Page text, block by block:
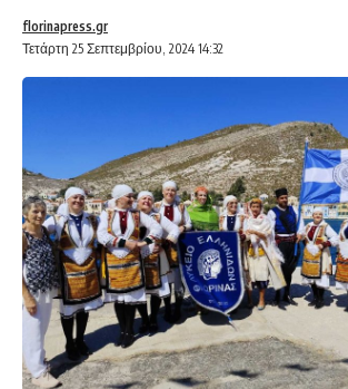
Τετάρτη 25 Σεπτεμβρίου, 2024 14:32
florinapress.gr